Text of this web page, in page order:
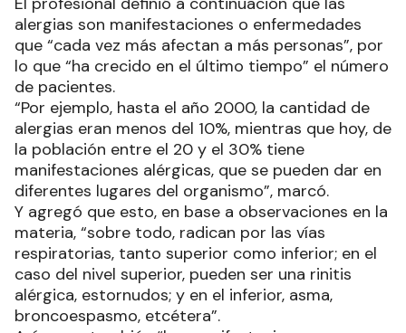
alergias son manifestaciones o enfermedades
que “cada vez más afectan a más personas”, por
lo que “ha crecido en el último tiempo” el número
de pacientes.
“Por ejemplo, hasta el año 2000, la cantidad de
alergias eran menos del 10%, mientras que hoy, de
la población entre el 20 y el 30% tiene
manifestaciones alérgicas, que se pueden dar en
diferentes lugares del organismo”, marcó.
Y agregó que esto, en base a observaciones en la
materia, “sobre todo, radican por las vías
respiratorias, tanto superior como inferior; en el
caso del nivel superior, pueden ser una rinitis
alérgica, estornudos; y en el inferior, asma,
broncoespasmo, etcétera”.